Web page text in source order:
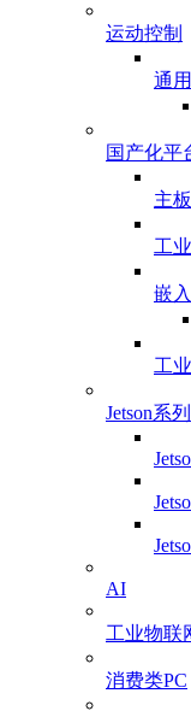
运动控制
通
国产化平
主板
工
嵌
工
Jetson系列
AI
工业物联
消费类PC